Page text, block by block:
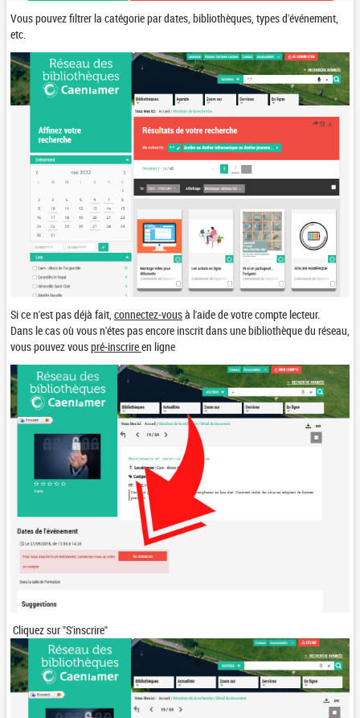
Vous pouvez filtrer la catégorie par dates, bibliothèques, types d'événement,
etc.
Si ce n'est pas déjà fait, connectez-vousà l'aide de votre compte lecteur.
Dans le cas où vous n'étes pas encore inscrit dans une bibliothèque du réseau,
vous pouvez vouspré-inscrireen ligne
Cliquez sur "S'inscrire"